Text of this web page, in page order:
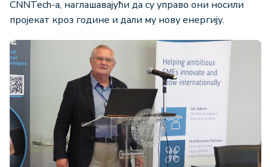
CNNTech-а, наглашавајући да су управо они носили
пројекат кроз године и дали му нову енергију.